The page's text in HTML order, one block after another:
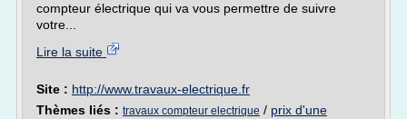
compteur électrique qui va vous permettre de suivre
votre...
Lire la suite
Site : http://www.travaux-electrique.fr
Thèmes liés : travaux compteur electrique / prix d'une